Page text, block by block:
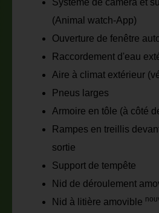
Système de caméra et
(Animal watch-App)
Ouverture de fenêtre
Raccordement d'eau
Aire à climat extérieur
Pneus larges
Armoire en tôle (à côté
Rampes en treillis
sortie
Support de tempête
Nid de déroulement
Nid à litière amovible